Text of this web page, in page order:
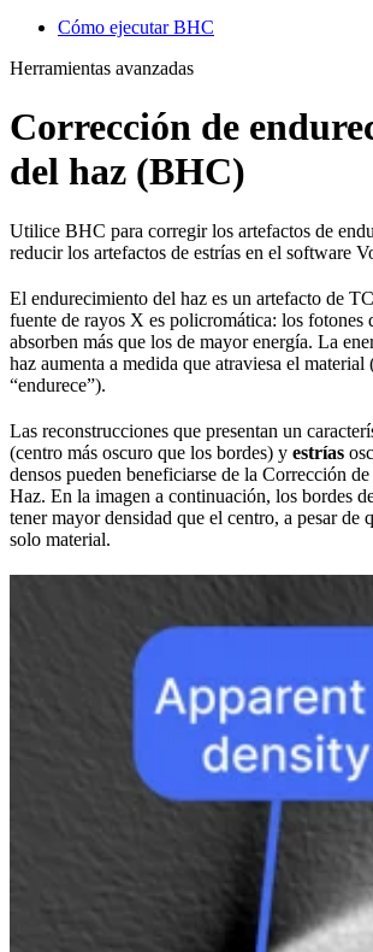
Cómo ejecutar BHC
Herramientas avanzadas
Corrección de
del haz (BHC)
Utilice BHC para corregir los artefactos de
reducir los artefactos de estrías en el software
El endurecimiento del haz es un artefacto de
fuente de rayos X es policromática: los fotones
absorben más que los de mayor energía. La
haz aumenta a medida que atraviesa el material
“endurece”).
Las reconstrucciones que presentan un
(centro más oscuro que los bordes) y estrías
densos pueden beneficiarse de la Corrección
Haz. En la imagen a continuación, los bordes
tener mayor densidad que el centro, a pesar de
solo material.